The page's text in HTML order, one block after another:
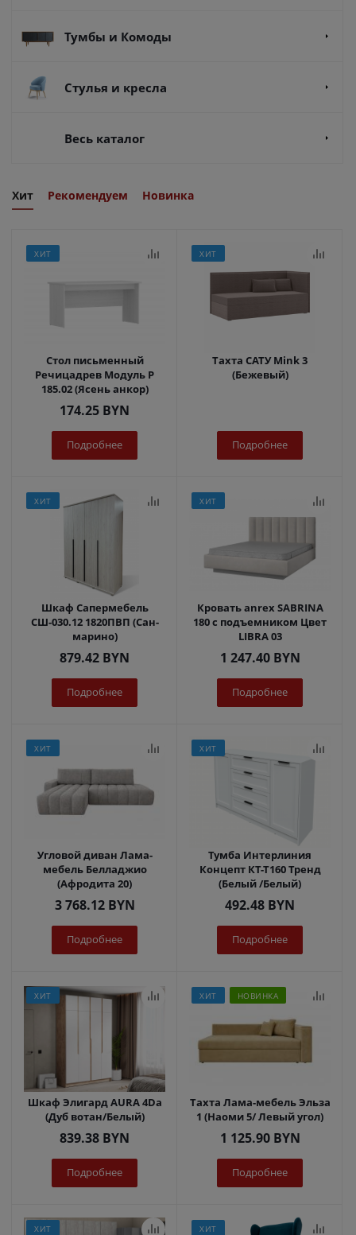
Тумбы и Комоды
Стулья и кресла
Весь каталог
Хит Рекомендуем Новинка
ХИТ
Стол письменный
Речицадрев Модуль Р
185.02 (Ясень анкор)
174.25 BYN
Подробнее
ХИТ
Тахта САТУ Mink 3
(Бежевый)
Подробнее
ХИТ
Шкаф Сапермебель
СШ-030.12 1820ПВП (Сан-
марино)
879.42 BYN
Подробнее
ХИТ
Кровать anrex SABRINA
180 с подъемником Цвет
LIBRA 03
1 247.40BYN
Подробнее
ХИТ
Угловой диван Лама-
мебель Белладжио
(Афродита 20)
3 768.12BYN
Подробнее
ХИТ
Тумба Интерлиния
Концепт КТ-Т160 Тренд
(Белый /Белый)
492.48 BYN
Подробнее
ХИТ
Шкаф Элигард AURA 4Dа
(Дуб вотан/Белый)
839.38 BYN
Подробнее
ХИТ НОВИНКА
Тахта Лама-мебель Эльза
1 (Наоми 5/ Левый угол)
1 125.90BYN
Подробнее
ХИТ ХИТ